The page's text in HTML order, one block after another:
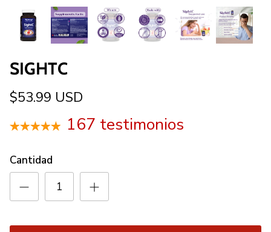
SIGHTC
$53.99 USD
167 testimonios
Cantidad